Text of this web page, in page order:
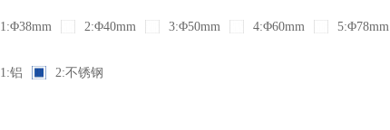
1:Φ38mm 2:Φ40mm 3:Φ50mm 4:Φ60mm 5:Φ78mm
1:铝 2:不锈钢